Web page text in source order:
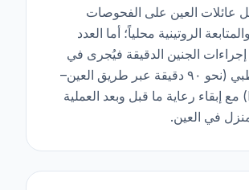
عائلات العين على الفحوصات
الروتينية محلياً؛ أما العدد
الجنين الدقيقة فيُجرى في
مركزنا بأبوظبي (نحو ٩٠ دقيقة عبر طريق العين–
أبوظبي E22) مع إبقاء رعاية ما قبل وبعد العملية
في العين.